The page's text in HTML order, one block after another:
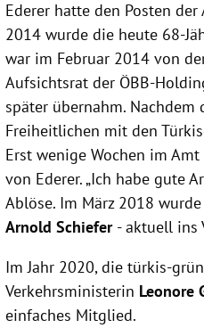
Ederer hatte den Posten
2014 wurde die heute 68-
war im Februar 2014 von
Aufsichtsrat der ÖBB-
später übernahm.
Freiheitlichen mit den
Erst wenige Wochen im
von Ederer. „Ich habe gute
Ablöse. Im März 2018
Arnold Schiefer - aktuell ins
Im Jahr 2020, die türkis-
Verkehrsministerin Leonore
einfaches Mitglied.